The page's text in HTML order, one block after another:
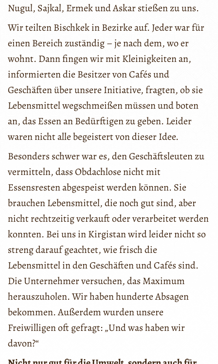
Nugul, Sajkal, Ermek und Askar stießen zu uns.
Wir teilten Bischkek in Bezirke auf. Jeder war für
einen Bereich zuständig – je nach dem, wo er
wohnt. Dann fingen wir mit Kleinigkeiten an,
informierten die Besitzer von Cafés und
Geschäften über unsere Initiative, fragten, ob sie
Lebensmittel wegschmeißen müssen und boten
an, das Essen an Bedürftigen zu geben. Leider
waren nicht alle begeistert von dieser Idee.
Besonders schwer war es, den Geschäftsleuten zu
vermitteln, dass Obdachlose nicht mit
Essensresten abgespeist werden können. Sie
brauchen Lebensmittel, die noch gut sind, aber
nicht rechtzeitig verkauft oder verarbeitet werden
konnten. Bei uns in Kirgistan wird leider nicht so
streng darauf geachtet, wie frisch die
Lebensmittel in den Geschäften und Cafés sind.
Die Unternehmer versuchen, das Maximum
herauszuholen. Wir haben hunderte Absagen
bekommen. Außerdem wurden unsere
Freiwilligen oft gefragt: „Und was haben wir
davon?“